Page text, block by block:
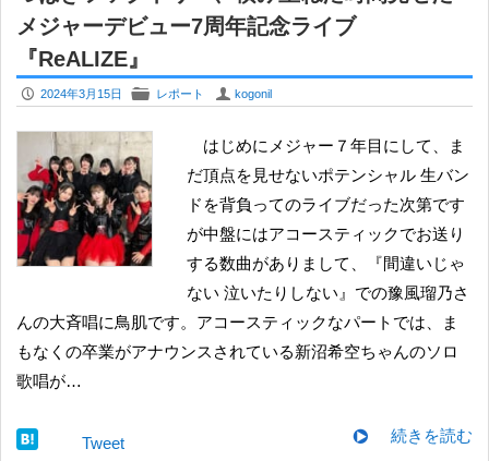
メジャーデビュー7周年記念ライブ
『ReALIZE』
P 2024年3月15日 F レポート U kogonil
はじめにメジャー７年目にして、ま
だ頂点を見せないポテンシャル 生バン
ドを背負ってのライブだった次第です
が中盤にはアコースティックでお送り
する数曲がありまして、『間違いじゃ
ない 泣いたりしない』での豫風瑠乃さ
んの大斉唱に鳥肌です。アコースティックなパートでは、ま
もなくの卒業がアナウンスされている新沼希空ちゃんのソロ
歌唱が…
続きを読む
Tweet